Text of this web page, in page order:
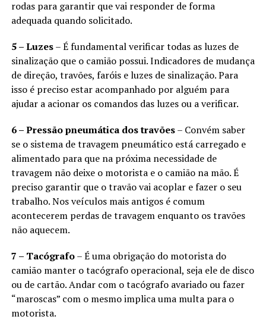
rodas para garantir que vai responder de forma
adequada quando solicitado.
5 – Luzes– É fundamental verificar todas as luzes de
sinalização que o camião possui. Indicadores de mudança
de direção, travões, faróis e luzes de sinalização. Para
isso é preciso estar acompanhado por alguém para
ajudar a acionar os comandos das luzes ou a verificar.
6 – Pressão pneumática dos travões– Convém saber
se o sistema de travagem pneumático está carregado e
alimentado para que na próxima necessidade de
travagem não deixe o motorista e o camião na mão. É
preciso garantir que o travão vai acoplar e fazer o seu
trabalho. Nos veículos mais antigos é comum
acontecerem perdas de travagem enquanto os travões
não aquecem.
7 – Tacógrafo– É uma obrigação do motorista do
camião manter o tacógrafo operacional, seja ele de disco
ou de cartão. Andar com o tacógrafo avariado ou fazer
“maroscas” com o mesmo implica uma multa para o
motorista.